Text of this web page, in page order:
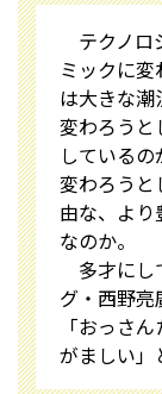
テクノロ
ミックに
は大きな
変わろうと
している
変わろうと
由な、よ
なのか。
多才にし
グ・西野亮
「おっさ
がましい